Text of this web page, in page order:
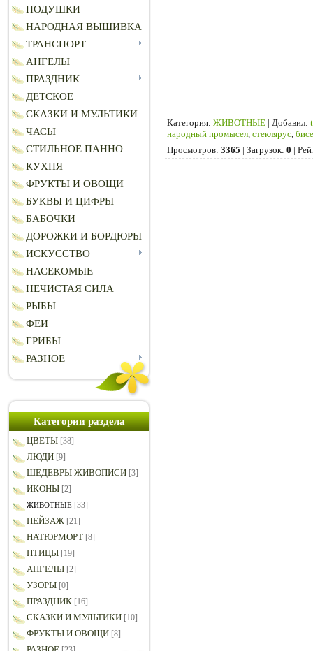
ПОДУШКИ
НАРОДНАЯ ВЫШИВКА
ТРАНСПОРТ
АНГЕЛЫ
ПРАЗДНИК
ДЕТСКОЕ
СКАЗКИ И МУЛЬТИКИ
ЧАСЫ
СТИЛЬНОЕ ПАННО
КУХНЯ
ФРУКТЫ И ОВОЩИ
БУКВЫ И ЦИФРЫ
БАБОЧКИ
ДОРОЖКИ И БОРДЮРЫ
ИСКУССТВО
НАСЕКОМЫЕ
НЕЧИСТАЯ СИЛА
РЫБЫ
ФЕИ
ГРИБЫ
РАЗНОЕ
Категории раздела
ЦВЕТЫ [38]
ЛЮДИ [9]
ШЕДЕВРЫ ЖИВОПИСИ [3]
ИКОНЫ [2]
ЖИВОТНЫЕ [33]
ПЕЙЗАЖ [21]
НАТЮРМОРТ [8]
ПТИЦЫ [19]
АНГЕЛЫ [2]
УЗОРЫ [0]
ПРАЗДНИК [16]
СКАЗКИ И МУЛЬТИКИ [10]
ФРУКТЫ И ОВОЩИ [8]
Категория: ЖИВОТНЫЕ | Добавил:
народный промысел стеклярус
Просмотров: 3365 | Загрузок: 0 |